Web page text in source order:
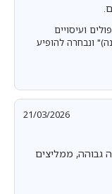
ועיסויים
ונבחרה להופיע
21/03/2026
גבוהה, ממליצים